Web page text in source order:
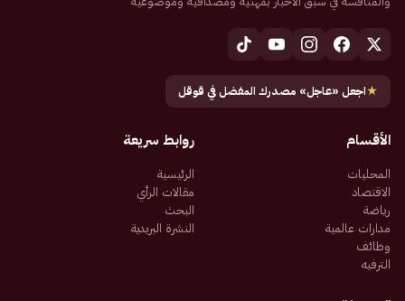
★اجعل «عاجل» مصدرك المفضل في قوقل
الأقسام
المحليات
الاقتصاد
رياضة
مدارات عالمية
وظائف
الترفيه
روابط سريعة
الرئيسية
مقالات الرأي
البحث
النشرة البريدية